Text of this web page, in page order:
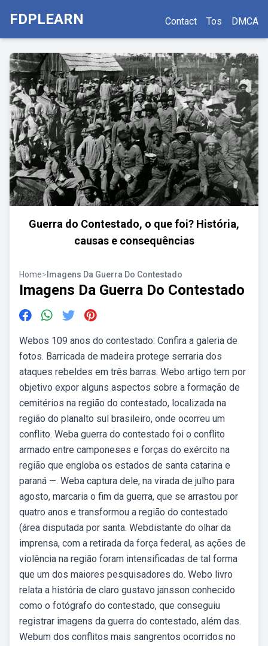
FDPLEARN Contact Tos DMCA
Guerra do Contestado, o que foi? História,
causas e consequências
Home> Imagens Da Guerra Do Contestado
Imagens Da Guerra Do Contestado
Webos 109 anos do contestado: Confira a galeria de
fotos. Barricada de madeira protege serraria dos
ataques rebeldes em três barras. Webo artigo tem por
objetivo expor alguns aspectos sobre a formação de
cemitérios na região do contestado, localizada na
região do planalto sul brasileiro, onde ocorreu um
conflito. Weba guerra do contestado foi o conflito
armado entre camponeses e forças do exército na
região que engloba os estados de santa catarina e
paraná —. Weba captura dele, na virada de julho para
agosto, marcaria o fim da guerra, que se arrastou por
quatro anos e transformou a região do contestado
(área disputada por santa. Webdistante do olhar da
imprensa, com a retirada da força federal, as ações de
violência na região foram intensificadas de tal forma
que um dos maiores pesquisadores do. Webo livro
relata a história de claro gustavo jansson conhecido
como o fotógrafo do contestado, que conseguiu
registrar imagens da guerra do contestado, além das.
Webum dos conflitos mais sangrentos ocorridos no